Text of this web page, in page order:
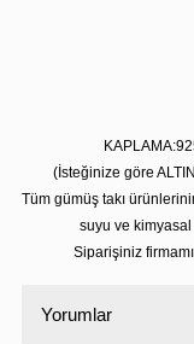
(İsteğinize göre
Tüm gümüş takı
suyu ve
Siparişiniz
Yorumlar